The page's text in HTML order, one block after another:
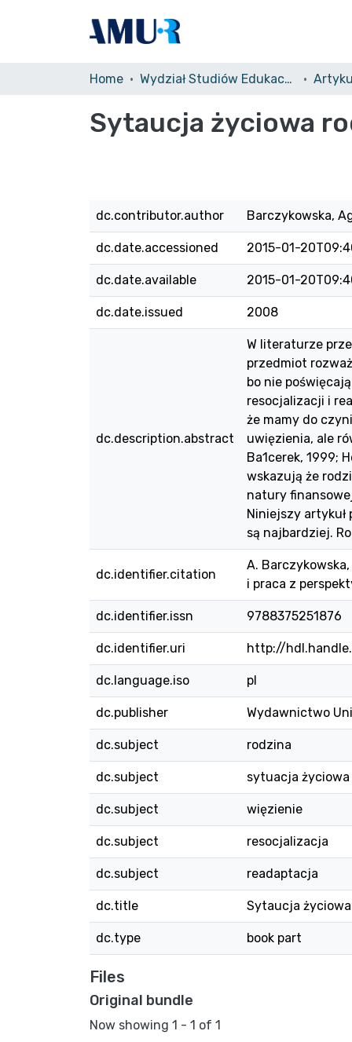
Home Wydział Studiów Edukacyjnych (WSE)/Faculty of Educational Studies
Sytaucja życiowa
dc.contributor.author Barczykowska,
dc.date.accessioned 2015-01-
dc.date.available 2015-01-
dc.date.issued 2008
dc.description.abstract
W literaturze
przedmiot
bo nie
resocjalizacji i
że mamy do
uwięzienia, ale
Ba1cerek, 1999;
wskazują że
natury
Niniejszy
są najbardziej.
dc.identifier.citation
A.
i praca z
dc.identifier.issn 9788375251876
dc.identifier.uri http://
dc.language.iso pl
dc.publisher Wydawnictwo
dc.subject rodzina
dc.subject sytuacja życiowa
dc.subject więzienie
dc.subject resocjalizacja
dc.subject readaptacja
dc.title Sytaucja
dc.type book part
Files
Original bundle
Now showing 1 - 1 of 1